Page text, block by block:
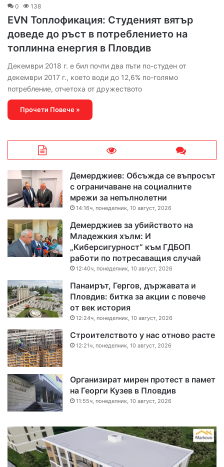
0
138
EVN Топлофикация: Студеният вятър
доведе до ръст в потреблението на
топлинна енергия в Пловдив
Декември 2018 г. е бил почти два пъти по-студен от
декември 2017 г., което води до 12,6% по-голямо
потребление, отчетоха от дружеството
Прочети Повече »
Демерджиев: Обсъжда се въпросът
с ограничаване на социалните
мрежи за непълнолетни
14:16ч, понеделник, 10 август, 2026
Демерджиев за убийството на
Младежкия хълм: И
„Киберсигурност“ към ГДБОП
работи по потресаващия случай
12:40ч, понеделник, 10 август, 2026
Панаирът, Гергов, държавата и
Пловдив: битка за акции с повече
от век история
12:24ч, понеделник, 10 август, 2026
Строителството у нас отново расте
12:21ч, понеделник, 10 август, 2026
Организират мирен протест в памет
на Георги Кузев в Пловдив
11:55ч, понеделник, 10 август, 2026